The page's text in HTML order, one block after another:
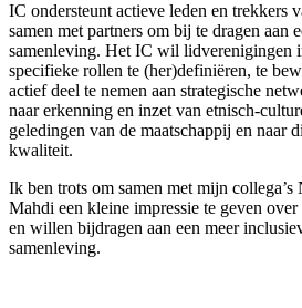
IC ondersteunt actieve leden en trekkers
samen met partners om bij te dragen aan
samenleving. Het IC wil lidverenigingen
specifieke rollen te (her)definiëren, te
actief deel te nemen aan strategische
naar erkenning en inzet van etnisch-
geledingen van de maatschappij en naar
kwaliteit.
Ik ben trots om samen met mijn
Mahdi een kleine impressie te geven
en willen bijdragen aan een meer
samenleving.